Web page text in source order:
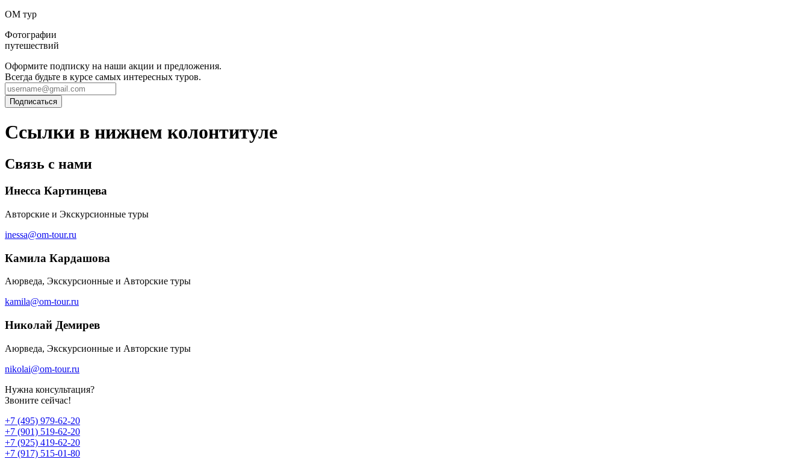
ОМ тур
Фотографии
путешествий
Оформите подписку на наши акции и предложения.
Всегда будьте в курсе самых интересных туров.
Ссылки в нижнем колонтитуле
Связь с нами
Инесса Картинцева
Авторские и Экскурсионные туры
inessa@om-tour.ru
Камила Кардашова
Аюрведа, Экскурсионные и Авторские туры
kamila@om-tour.ru
Николай Демирев
Аюрведа, Экскурсионные и Авторские туры
nikolai@om-tour.ru
Нужна консультация?
Звоните сейчас!
+7 (495) 979-62-20
+7 (901) 519-62-20
+7 (925) 419-62-20
+7 (917) 515-01-80